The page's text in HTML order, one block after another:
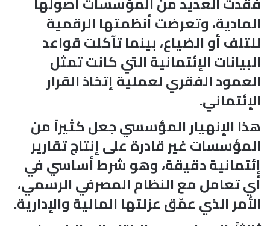
المادية، وتعرضت أنظمتها الرقمية
للتلف أو الضياع، بينما تآكلت قواعد
البيانات الإئتمانية التي كانت تمثل
العمود الفقري لعملية إتخاذ القرار
الإئتماني.
هذا الإنهيار المؤسسي جعل كثيراً من
المؤسسات غير قادرة على إنتاج تقارير
إئتمانية دقيقة، وهو شرط أساسي في
أي تعامل مع النظام المصرفي الرسمي،
الأمر الذي عمّق عزلتها المالية والإدارية.